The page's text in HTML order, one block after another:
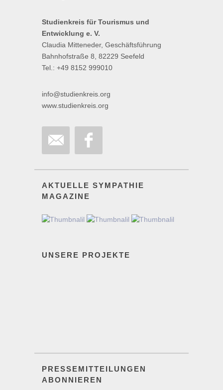
Studienkreis für Tourismus und
Entwicklung e. V.
Claudia Mitteneder, Geschäftsführung
Bahnhofstraße 8, 82229 Seefeld
Tel.: +49 8152 999010
info@studienkreis.org
www.studienkreis.org
AKTUELLE SYMPATHIE
MAGAZINE
UNSERE PROJEKTE
PRESSEMITTEILUNGEN
ABONNIEREN